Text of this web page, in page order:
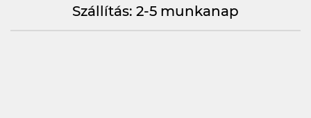
Szállítás: 2-5 munkanap